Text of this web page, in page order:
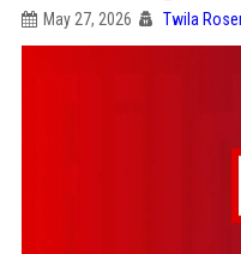
May 27, 2026 Twila